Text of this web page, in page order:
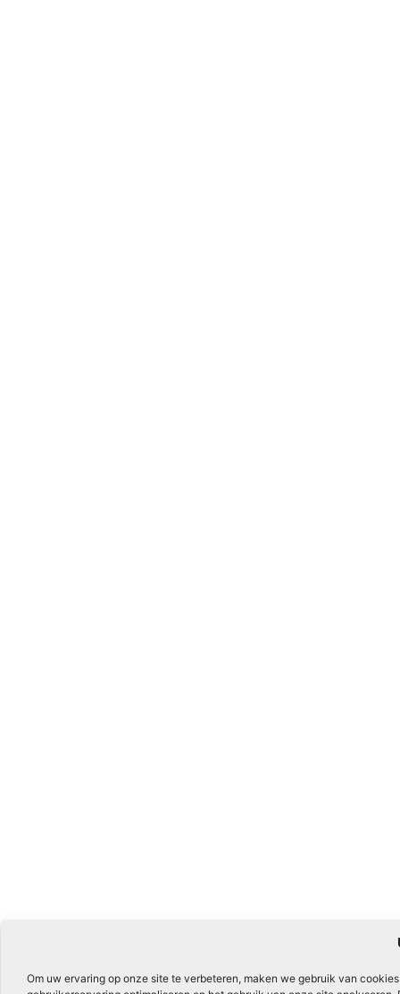
Om uw ervaring op onze site te verbeteren, maken we gebruik van